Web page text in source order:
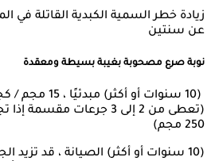
زيادة خطر السمية الكبدية القاتلة في
عن سنتين
نوبة صرع مصحوبة بغيبة بسيطة ومعقدة
(10 سنوات أو
(تعطى من 2 إلى 3 جرعات
250 مجم)